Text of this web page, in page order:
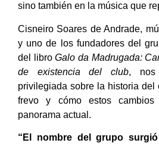
sino también en la música que
Cisneiro Soares de Andrade,
y uno de los fundadores del
del libroGalo da Madrugada:
de existencia del club, nos
privilegiada sobre la historia del
frevo y cómo estos
panorama actual.
“El nombre del grupo